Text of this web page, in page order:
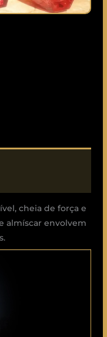
cheia de força e
almíscar envolvem